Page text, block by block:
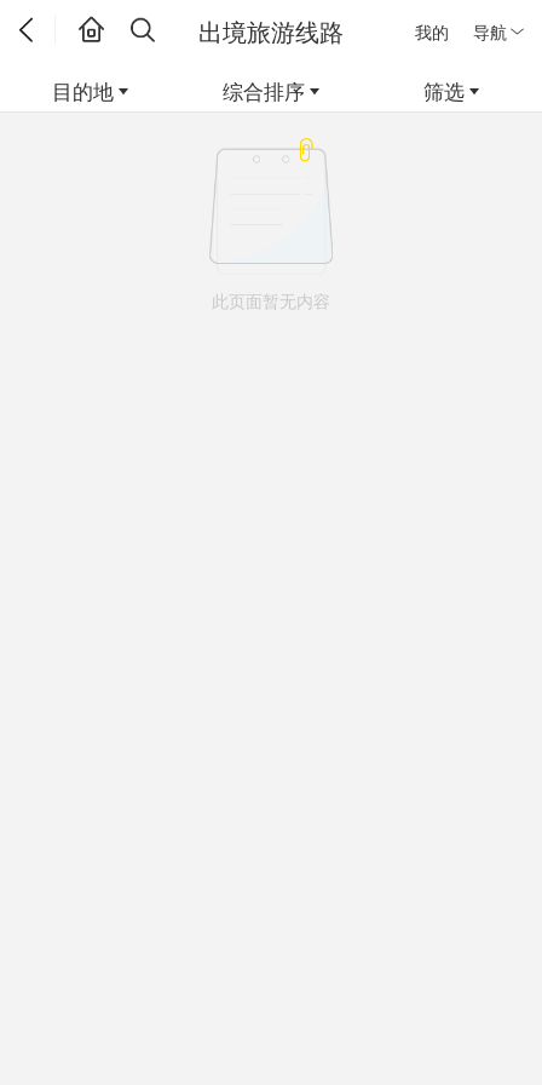
我的 导航
出境旅游线路
目的地 综合排序 筛选
此页面暂无内容